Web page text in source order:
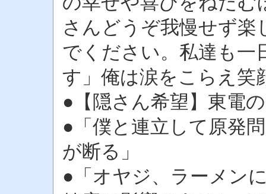
さんどうぞ我慢せず
でください。私達も一
す」俺は涙をこらえ笑
●【隠さん希望】東電
●「僕と連立して原発
が断る」
●「オヤジ、ラーメン